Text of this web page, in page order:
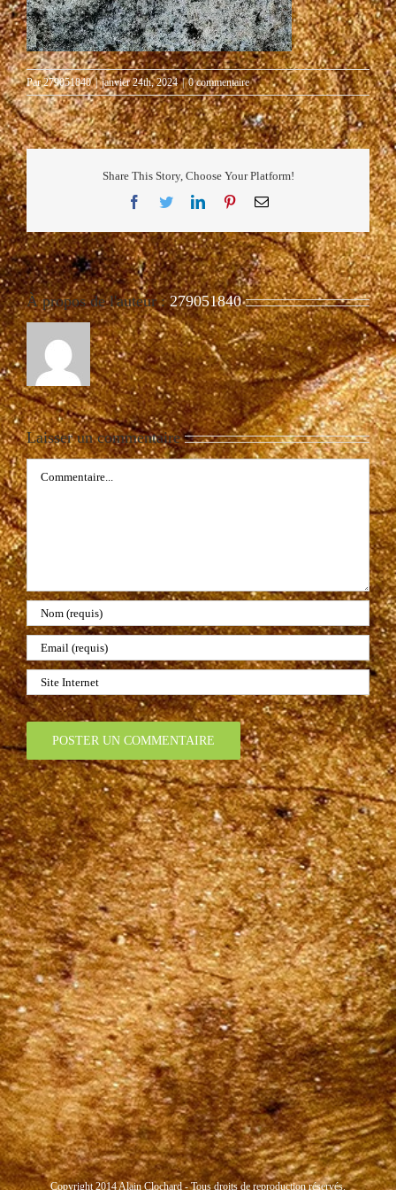
Par279051840 | janvier 24th, 2024 | 0 commentaire
Share This Story, Choose Your Platform!
Facebook
TwitterLinkedInPinterestEmail
À propos de l'auteur :279051840
Laisser un commentaire
Commentaire
Copyright 2014 Alain Clochard - Tous droits de reproduction réservés.